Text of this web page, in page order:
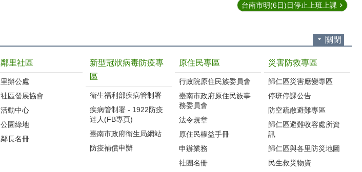
台南市明(6日)日停止上班上課
關閉
鄰里社區
里辦公處
社區發展協會
活動中心
公園綠地
鄰長名冊
新型冠狀病毒防疫專
區
衛生福利部疾病管制署
疾病管制署 - 1922防疫
達人(FB專頁)
臺南市政府衛生局網站
防疫補償申辦
原住民專區
行政院原住民族委員會
臺南市政府原住民族事
務委員會
法令規章
原住民權益手冊
申辦業務
社團名冊
災害防救專區
歸仁區災害應變專區
停班停課公告
防空疏散避難專區
歸仁區避難收容處所資
訊
歸仁區與各里防災地圖
民生救災物資